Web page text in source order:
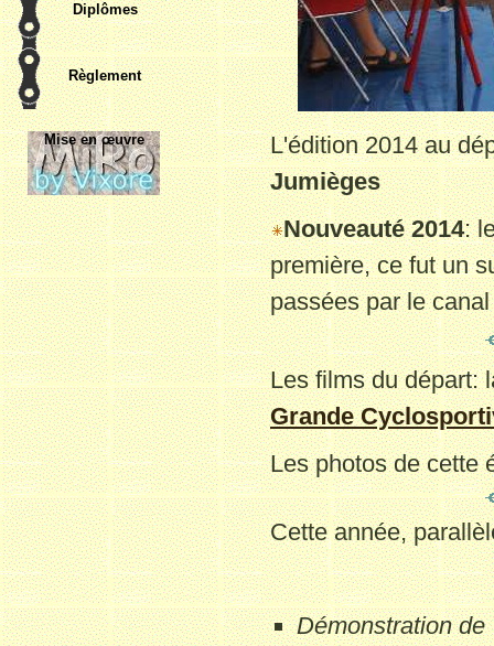
Diplômes
Règlement
Mise en œuvre L'édition 2014 au
Jumièges
Nouveauté 2014:
première, ce fut un
passées par le
Les films du départ:
Grande
Les photos de cette
Cette année,
Démonstration de